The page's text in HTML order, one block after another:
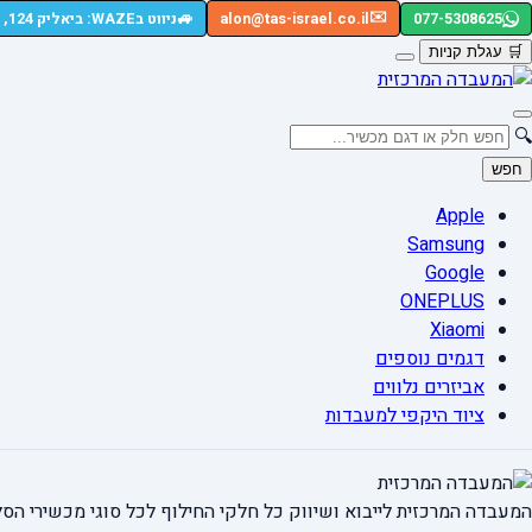
077-5308625
✉️
alon@tas-israel.co.il
🚙ניווט בWAZE: ביאליק 124, רמת גן
🛒 עגלת קניות
🔍
חפש
Apple
Samsung
Google
ONEPLUS
Xiaomi
דגמים נוספים
אביזרים נלווים
ציוד היקפי למעבדות
המעבדה המרכזית לייבוא ושיווק כל חלקי החילוף לכל סוגי מכשירי